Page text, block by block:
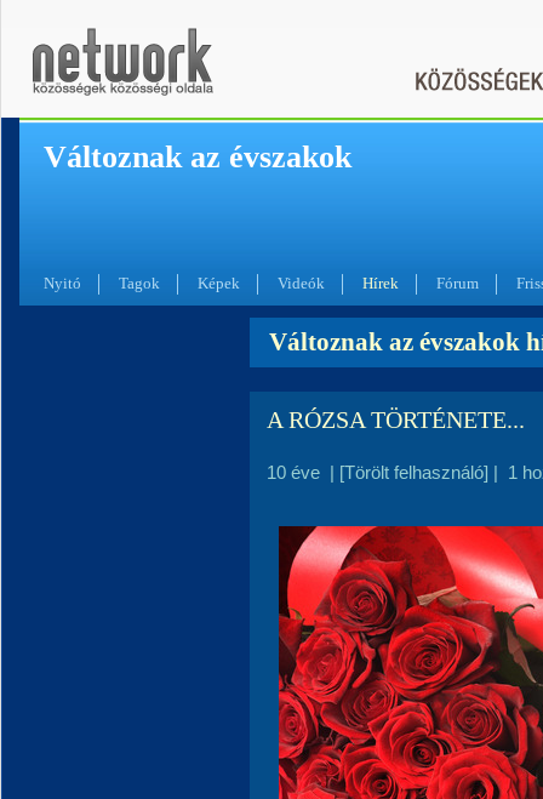
Változnak az évszakok
Nyitó Tagok Képek Videók Hírek Fórum
Változnak az évszakok
A RÓZSA TÖRTÉNETE...
10 éve | [Törölt felhasználó] | 1